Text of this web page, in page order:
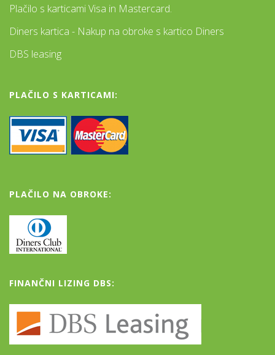
Plačilo s karticami Visa in Mastercard.
Diners kartica - Nakup na obroke s kartico Diners
DBS leasing
PLAČILO S KARTICAMI:
PLAČILO NA OBROKE:
FINANČNI LIZING DBS: